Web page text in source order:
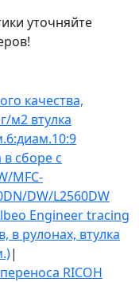
уточняйте
качества,
м2 втулка
сборе с
MFC-
DW/L2560DW
Engineer tracing
в рулонах, втулка
|
RICOH